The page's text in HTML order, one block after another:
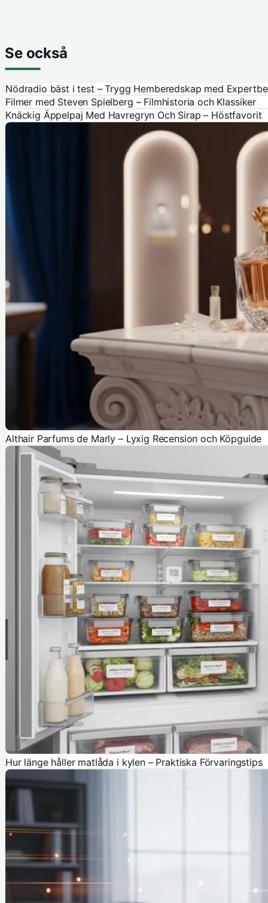
Se också
Nödradio bäst i test – Trygg Hemberedskap med
Filmer med Steven Spielberg – Filmhistoria och Klassiker
Knäckig Äppelpaj Med Havregryn Och Sirap – Höstfavorit
Althair Parfums de Marly – Lyxig Recension och Köpguide
Hur länge håller matlåda i kylen – Praktiska Förvaringstips